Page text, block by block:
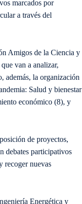
marcados por
a través del
Amigos de la Ciencia y
van a analizar,
además, la organización
Salud y bienestar
económico (8), y
de proyectos,
debates participativos
recoger nuevas
Energética y